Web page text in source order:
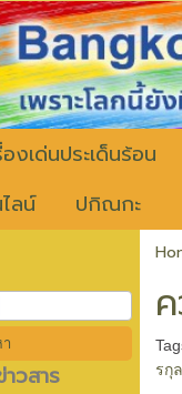
องเด่นประเด็นร้อน
ลน์
ปกิณกะ
วสาร
รกุล